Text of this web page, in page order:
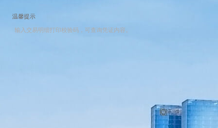
温馨提示
输入交易明细打印校验码，可查询凭证内容。